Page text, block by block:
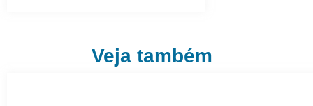
Veja também